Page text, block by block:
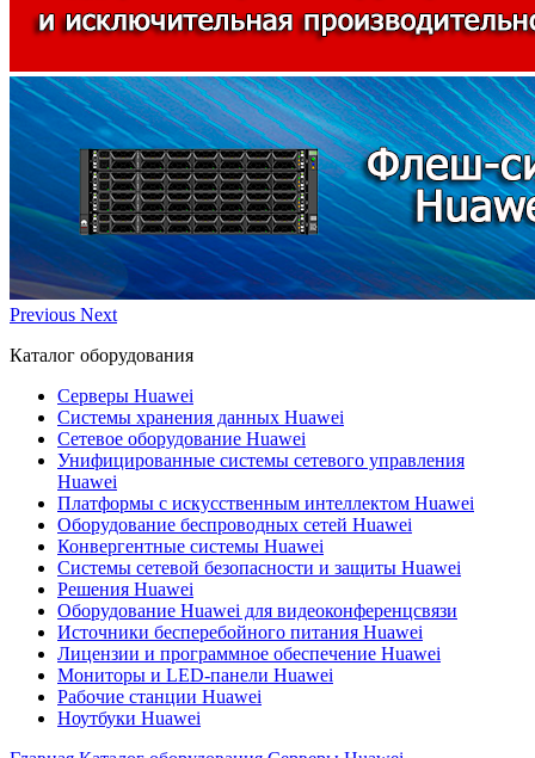
Previous Next
Каталог оборудования
Серверы Huawei
Системы хранения данных Huawei
Сетевое оборудование Huawei
Унифицированные системы сетевого управления
Huawei
Платформы с искусственным интеллектом Huawei
Оборудование беспроводных сетей Huawei
Конвергентные системы Huawei
Системы сетевой безопасности и защиты Huawei
Решения Huawei
Оборудование Huawei для видеоконференцсвязи
Источники бесперебойного питания Huawei
Лицензии и программное обеспечение Huawei
Мониторы и LED-панели Huawei
Рабочие станции Huawei
Ноутбуки Huawei